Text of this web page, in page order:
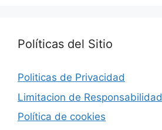
Políticas del Sitio
Politicas de Privacidad
Limitacion de Responsabilidad
Política de cookies